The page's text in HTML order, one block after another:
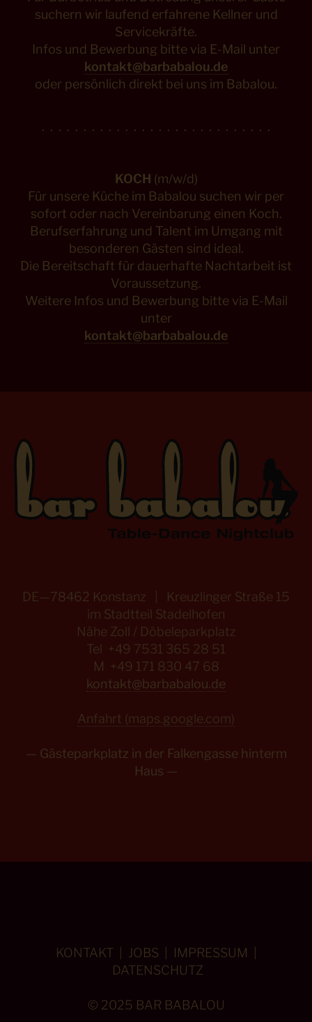
suchern wir laufend erfahrene Kellner und
Servicekräfte.
Infos und Bewerbung bitte via E-Mail unter
kontakt@barbabalou.de
oder persönlich direkt bei uns im Babalou.
. . . . . . . . . . . . . . . . . . . . . . . . . . . .
KOCH (m/w/d)
Für unsere Küche im Babalou suchen wir per
sofort oder nach Vereinbarung einen Koch.
Berufserfahrung und Talent im Umgang mit
besonderen Gästen sind ideal.
Die Bereitschaft für dauerhafte Nachtarbeit ist
Voraussetzung.
Weitere Infos und Bewerbung bitte via E-Mail
unter
kontakt@barbabalou.de
DE—78462 Konstanz | Kreuzlinger Straße 15
im Stadtteil Stadelhofen
Nähe Zoll / Döbeleparkplatz
Tel +49 7531 365 28 51
M +49 171 830 47 68
kontakt@barbabalou.de
Anfahrt (maps.google.com)
— Gästeparkplatz in der Falkengasse hinterm
Haus —
KONTAKT JOBS IMPRESSUM
DATENSCHUTZ
© 2025 BAR BABALOU